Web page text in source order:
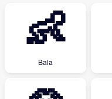
👶
Bala